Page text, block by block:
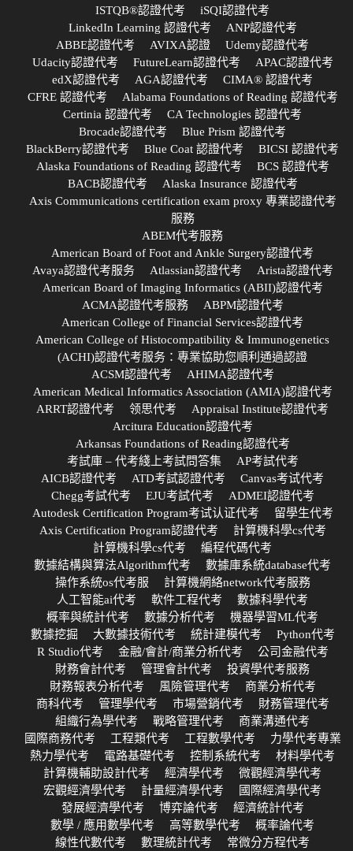
ISTQB®認證代考
iSQI認證代考
LinkedIn Learning 認證代考
ANP認證代考
ABBE認證代考
AVIXA認證
Udemy認證代考
Udacity認證代考
FutureLearn認證代考
APAC認證代考
edX認證代考
AGA認證代考
CIMA® 認證代考
CFRE 認證代考
Alabama Foundations of Reading 認證代考
Certinia 認證代考
CA Technologies 認證代考
Brocade認證代考
Blue Prism 認證代考
BlackBerry認證代考
Blue Coat 認證代考
BICSI 認證代考
Alaska Foundations of Reading 認證代考
BCS 認證代考
BACB認證代考
Alaska Insurance 認證代考
Axis Communications certification exam proxy 專業認證代考
服務
ABEM代考服務
American Board of Foot and Ankle Surgery認證代考
Avaya認證代考服务
Atlassian認證代考
Arista認證代考
American Board of Imaging Informatics (ABII)認證代考
ACMA認證代考服務
ABPM認證代考
American College of Financial Services認證代考
American College of Histocompatibility & Immunogenetics
(ACHI)認證代考服务：專業協助您順利通過認證
ACSM認證代考
AHIMA認證代考
American Medical Informatics Association (AMIA)認證代考
ARRT認證代考
领思代考
Appraisal Institute認證代考
Arcitura Education認證代考
Arkansas Foundations of Reading認證代考
考試庫 – 代考綫上考試問答集
AP考試代考
AICB認證代考
ATD考試認證代考
Canvas考试代考
Chegg考試代考
EJU考試代考
ADMEI認證代考
Autodesk Certification Program考试认证代考
留學生代考
Axis Certification Program認證代考
計算機科學cs代考
計算機科學cs代考
編程代碼代考
數據結構與算法Algorithm代考
數據庫系統database代考
操作系統os代考服
計算機網絡network代考服務
人工智能ai代考
軟件工程代考
數據科學代考
概率與統計代考
數據分析代考
機器學習ML代考
數據挖掘
大數據技術代考 統計建模代考
Python代考
R Studio代考
金融/會計/商業分析代考
公司金融代考
財務會計代考
管理會計代考
投資學代考服務
財務報表分析代考
風險管理代考
商業分析代考
商科代考
管理學代考 市場營銷代考
財務管理代考
組織行為學代考
戰略管理代考
商業溝通代考
國際商務代考
工程類代考 工程數學代考
力學代考專業
熱力學代考
電路基礎代考 控制系統代考
材料學代考
計算機輔助設計代考
經濟學代考
微觀經濟學代考
宏觀經濟學代考
計量經濟學代考
國際經濟學代考
發展經濟學代考
博弈論代考
經濟統計代考
數學 / 應用數學代考
高等數學代考
概率論代考
線性代數代考
數理統計代考 常微分方程代考